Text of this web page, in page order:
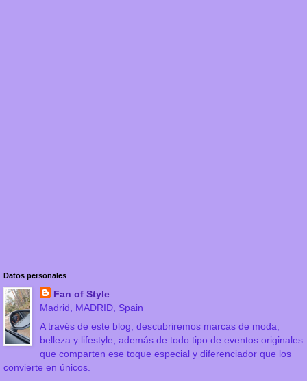
Datos personales
Fan of Style
Madrid, MADRID, Spain
A través de este blog, descubriremos marcas de moda,
belleza y lifestyle, además de todo tipo de eventos originales
que comparten ese toque especial y diferenciador que los
convierte en únicos.